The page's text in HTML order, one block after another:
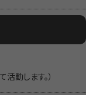
動します。）